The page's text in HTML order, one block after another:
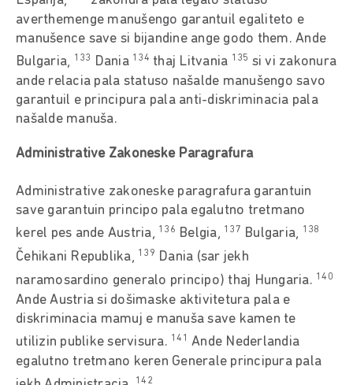
averthemenge manušengo garantuil egaliteto e
manušence save si bijandine ange godo them. Ande
Bulgaria, 133 Dania 134 thaj Litvania 135 si vi zakonura
ande relacia pala statuso našalde manušengo savo
garantuil e principura pala anti-diskriminacia pala
našalde manuša.
Administrative Zakoneske Paragrafura
Administrative zakoneske paragrafura garantuin
save garantuin principo pala egalutno tretmano
kerel pes ande Austria, 136 Belgia, 137 Bulgaria, 138
Čehikani Republika, 139 Dania (sar jekh
naramosardino generalo principo) thaj Hungaria. 140
Ande Austria si došimaske aktivitetura pala e
diskriminacia mamuj e manuša save kamen te
utilizin publike servisura. 141 Ande Nederlandia
egalutno tretmano keren Generale principura pala
142